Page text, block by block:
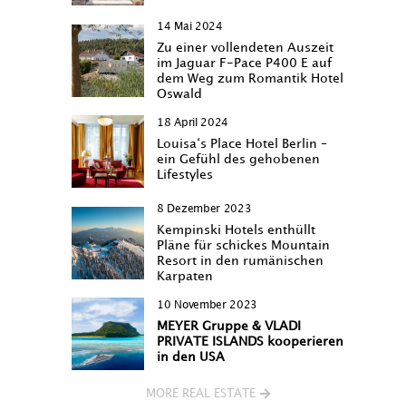
14 Mai 2024
Zu einer vollendeten Auszeit
im Jaguar F-Pace P400 E auf
dem Weg zum Romantik Hotel
Oswald
18 April 2024
Louisa‘s Place Hotel Berlin –
ein Gefühl des gehobenen
Lifestyles
8 Dezember 2023
Kempinski Hotels enthüllt
Pläne für schickes Mountain
Resort in den rumänischen
Karpaten
10 November 2023
MEYER Gruppe & VLADI
PRIVATE ISLANDS kooperieren
in den USA
MORE REAL ESTATE